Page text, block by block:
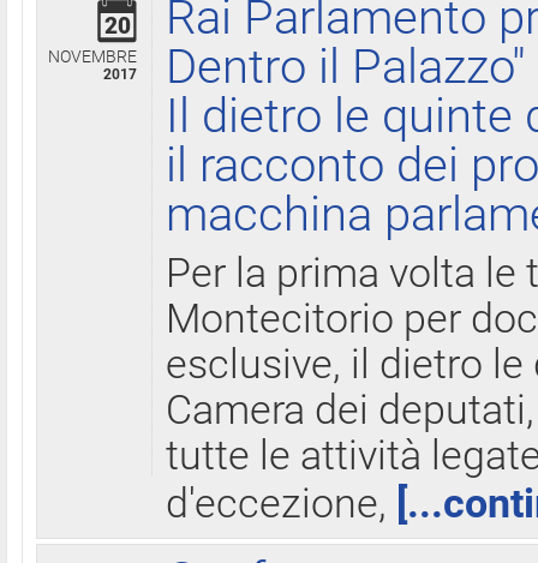
20
NOVEMBRE
2017
Rai Parlamento
Dentro il Palazzo"
Il dietro le quinte
il racconto dei
macchina
Per la prima volta le
Montecitorio per
esclusive, il dietro
Camera dei
tutte le attività
d'eccezione,